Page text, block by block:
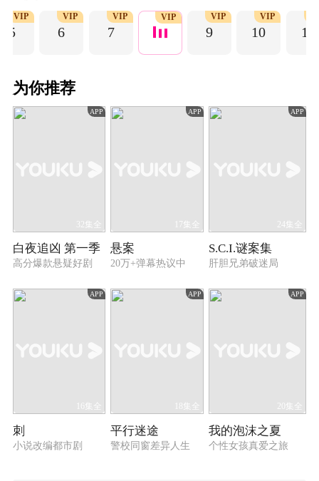
时候，兄弟亲情和两个家庭的矛盾却横亘在两人
面前。最终，正义战胜邪恶，爱感化一切，真相
5
VIP
6
VIP
7
VIP VIP
9
VIP
10
VIP
11
为你推荐
APP
32集全
白夜追凶 第一季
高分爆款悬疑好剧
APP
17集全
悬案
20万+弹幕热议中
APP
24集全
S.C.I.谜案集
肝胆兄弟破迷局
APP
16集全
刺
小说改编都市剧
APP
18集全
平行迷途
警校同窗差异人生
APP
20集全
我的泡沫之夏
个性女孩真爱之旅